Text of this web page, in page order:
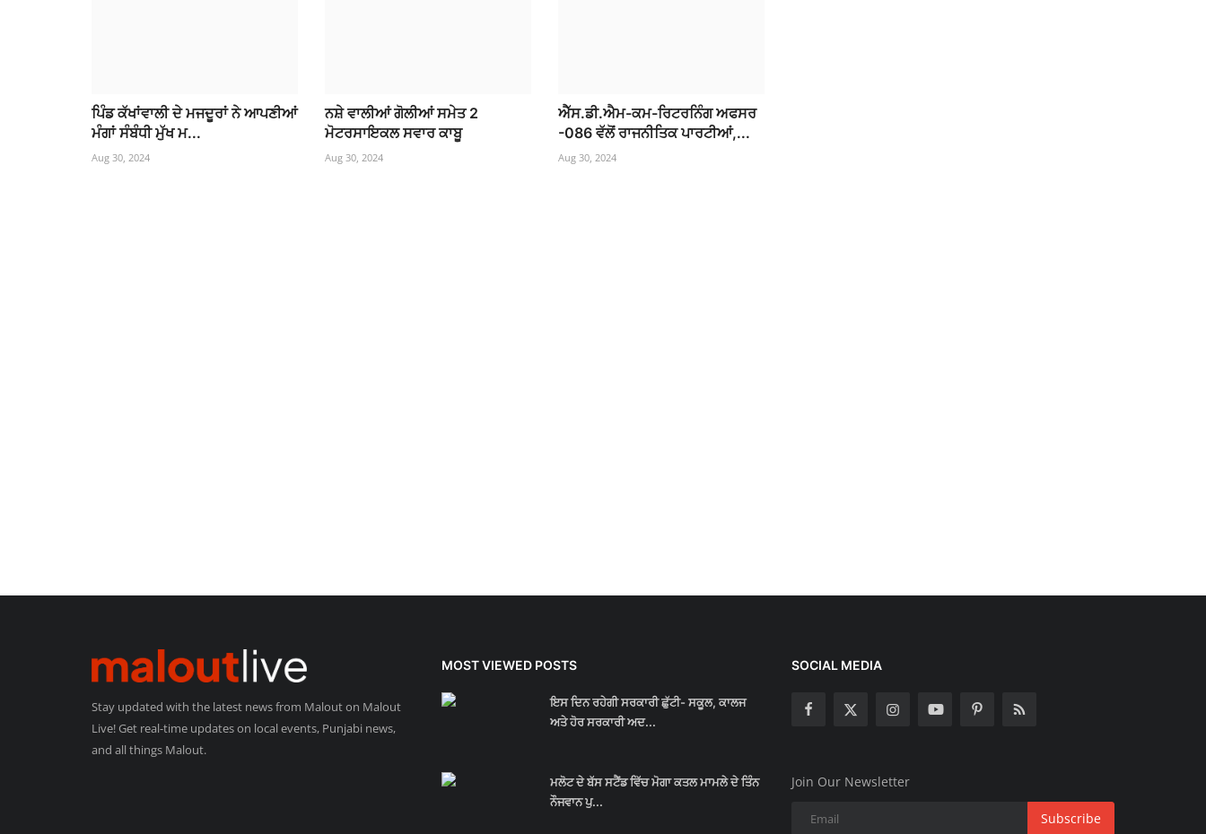
ਪਿੰਡ ਕੱਖਾਂਵਾਲੀ ਦੇ ਮਜਦੂਰਾਂ ਨੇ ਆਪਣੀਆਂ
ਮੰਗਾਂ ਸੰਬੰਧੀ ਮੁੱਖ ਮ...
Aug 30, 2024
ਨਸ਼ੇ ਵਾਲੀਆਂ ਗੋਲੀਆਂ ਸਮੇਤ 2
ਮੋਟਰਸਾਇਕਲ ਸਵਾਰ ਕਾਬੂ
Aug 30, 2024
ਐੱਸ.ਡੀ.ਐਮ-ਕਮ-ਰਿਟਰਨਿੰਗ ਅਫਸਰ
-086 ਵੱਲੋਂ ਰਾਜਨੀਤਿਕ ਪਾਰਟੀਆਂ,...
Aug 30, 2024
Stay updated with the latest news from Malout on Malout
Live! Get real-time updates on local events, Punjabi news,
and all things Malout.
MOST VIEWED POSTS
ਇਸ ਦਿਨ ਰਹੇਗੀ ਸਰਕਾਰੀ ਛੁੱਟੀ- ਸਕੂਲ, ਕਾਲਜ
ਅਤੇ ਹੋਰ ਸਰਕਾਰੀ ਅਦ...
ਮਲੋਟ ਦੇ ਬੱਸ ਸਟੈਂਡ ਵਿੱਚ ਮੋਗਾ ਕਤਲ ਮਾਮਲੇ ਦੇ ਤਿੰਨ
ਨੌਜਵਾਨ ਪੁ...
SOCIAL MEDIA
Join Our Newsletter
Subscribe